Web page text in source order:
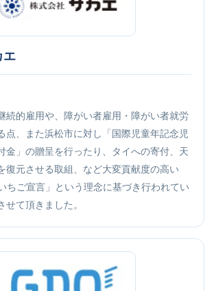
エ
続的雇用や、障がい者雇用・障がい者就労
点、また浜松市に対し「国際児童年記念児
金」の贈呈を行ったり、タイへの寄付、天
復元させる取組、など大変貢献度の高い
ちご宣言」という理念に基づき行われてい
せて頂きました。